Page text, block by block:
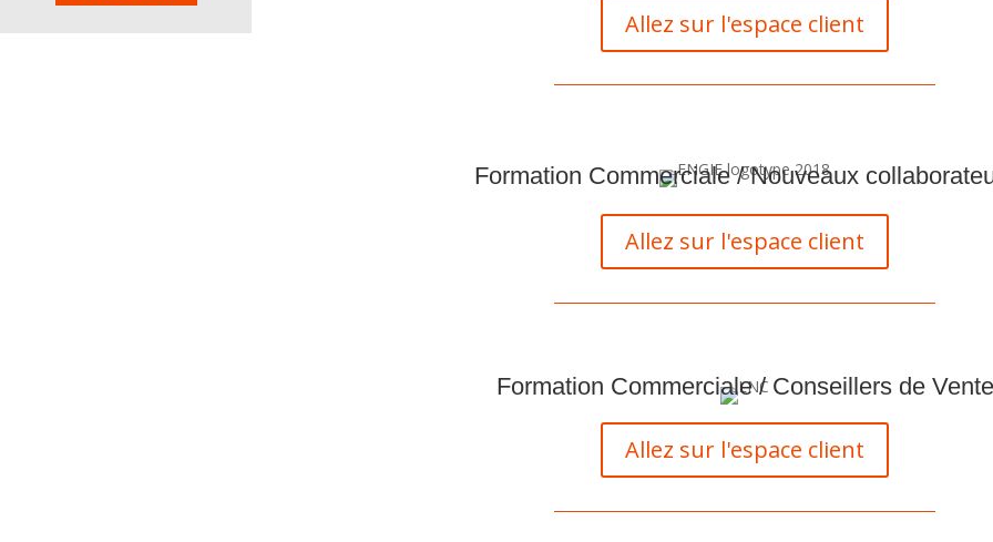
Allez sur l'espace client
Formation Commerciale / Nouveaux
Allez sur l'espace client
Formation Commerciale / Conseillers de Vente
Allez sur l'espace client